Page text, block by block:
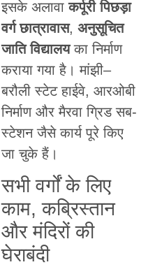
इसके अलावाकर्पूरी पिछड़ा
वर्ग छात्रावास, अनुसूचित
जाति विद्यालयका निर्माण
कराया गया है। मांझी–
बरौली स्टेट हाईवे, आरओबी
निर्माण और मैरवा ग्रिड सब-
स्टेशन जैसे कार्य पूरे किए
जा चुके हैं।
सभी वर्गों के लिए
काम, कब्रिस्तान
और मंदिरों की
घेराबंदी